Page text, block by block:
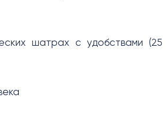
шатрах с удобствами